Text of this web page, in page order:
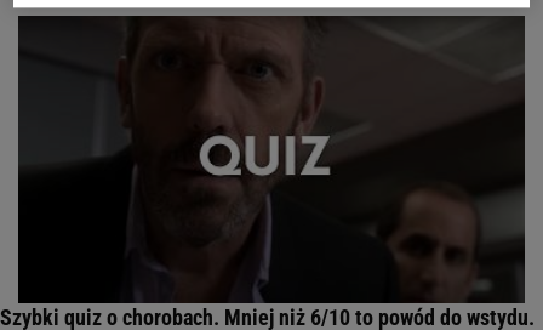
Szybki quiz o chorobach. Mniej niż 6/10 to powód do wstydu.